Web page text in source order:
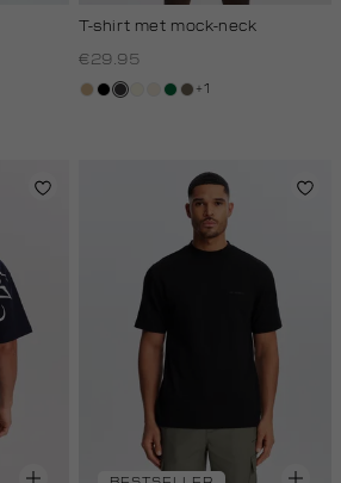
T-shirt met mock-neck
€29.95
tanzwart
grijs,
kit,donkergroen
lichtbruin
+1